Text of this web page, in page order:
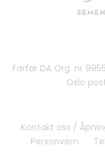
Farfar DA Org. nr
Oslo
Kontakt oss /
Personvern